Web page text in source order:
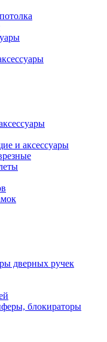
и аксессуары
дверных ручек
блокираторы